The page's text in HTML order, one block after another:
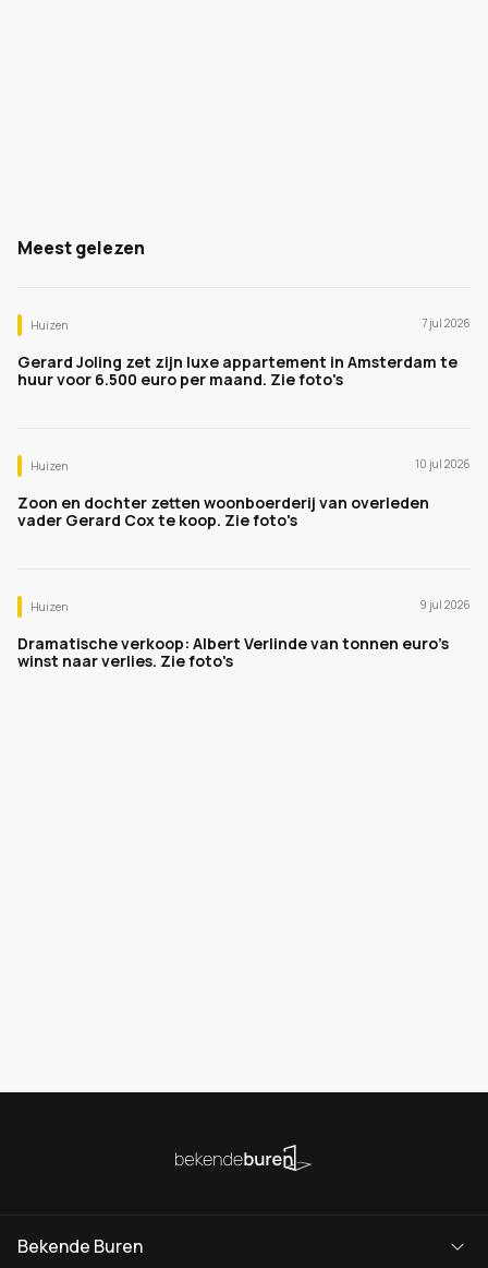
Meest gelezen
Huizen 7 jul 2026
Gerard Joling zet zijn luxe appartement in Amsterdam te
huur voor 6.500 euro per maand. Zie foto's
Huizen 10 jul 2026
Zoon en dochter zetten woonboerderij van overleden
vader Gerard Cox te koop. Zie foto's
Huizen 9 jul 2026
Dramatische verkoop: Albert Verlinde van tonnen euro's
winst naar verlies. Zie foto's
Bekende Buren